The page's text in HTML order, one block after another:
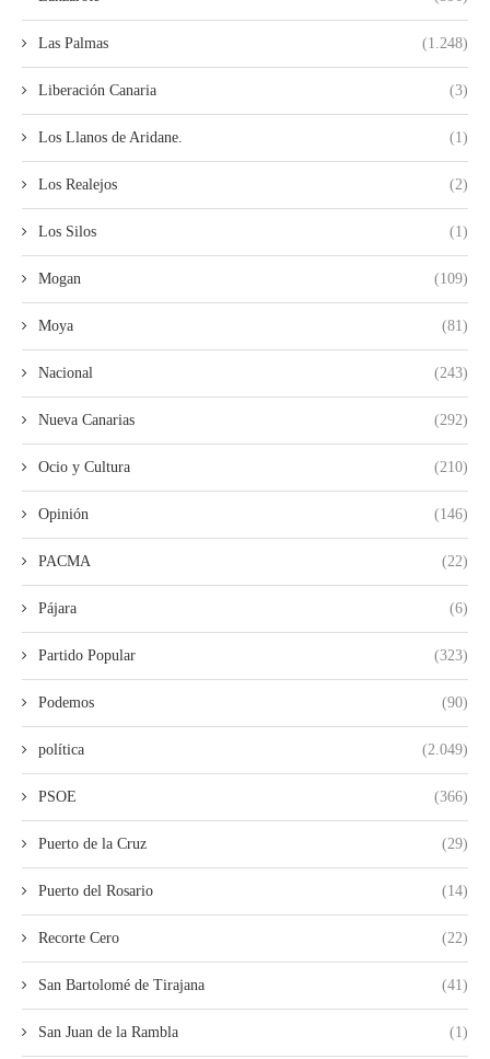
Las Palmas (1.248)
Liberación Canaria (3)
Los Llanos de Aridane. (1)
Los Realejos (2)
Los Silos (1)
Mogan (109)
Moya (81)
Nacional (243)
Nueva Canarias (292)
Ocio y Cultura (210)
Opinión (146)
PACMA (22)
Pájara (6)
Partido Popular (323)
Podemos (90)
política (2.049)
PSOE (366)
Puerto de la Cruz (29)
Puerto del Rosario (14)
Recorte Cero (22)
San Bartolomé de Tirajana (41)
San Juan de la Rambla (1)